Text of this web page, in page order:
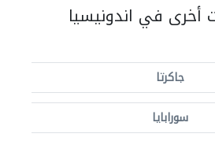
في اندونيسيا
جاكرتا
سورابايا